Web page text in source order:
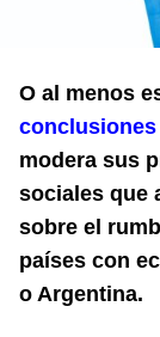
O al menos
conclusiones
modera sus
sociales que
sobre el
países con
o Argentina.